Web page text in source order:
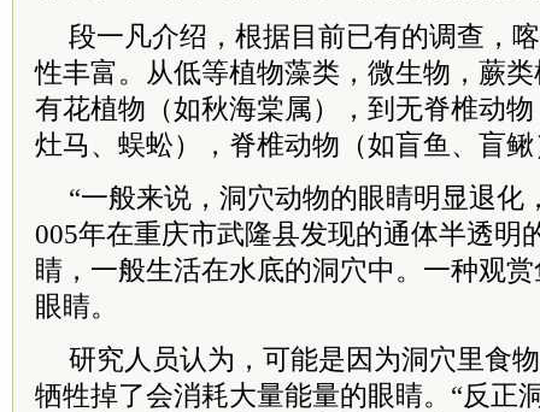
段一凡介绍，根据目前已有的调查，
性丰富。从低等植物藻类，微生物，蕨
有花植物（如秋海棠属），到无脊椎动
灶马、蜈蚣），脊椎动物（如盲鱼、盲
“一般来说，洞穴动物的眼睛明显退化
005年在重庆市武隆县发现的通体半透明
睛，一般生活在水底的洞穴中。一种观
眼睛。
研究人员认为，可能是因为洞穴里食
牺牲掉了会消耗大量能量的眼睛。“反正